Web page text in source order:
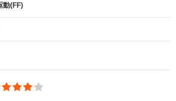
動(FF)